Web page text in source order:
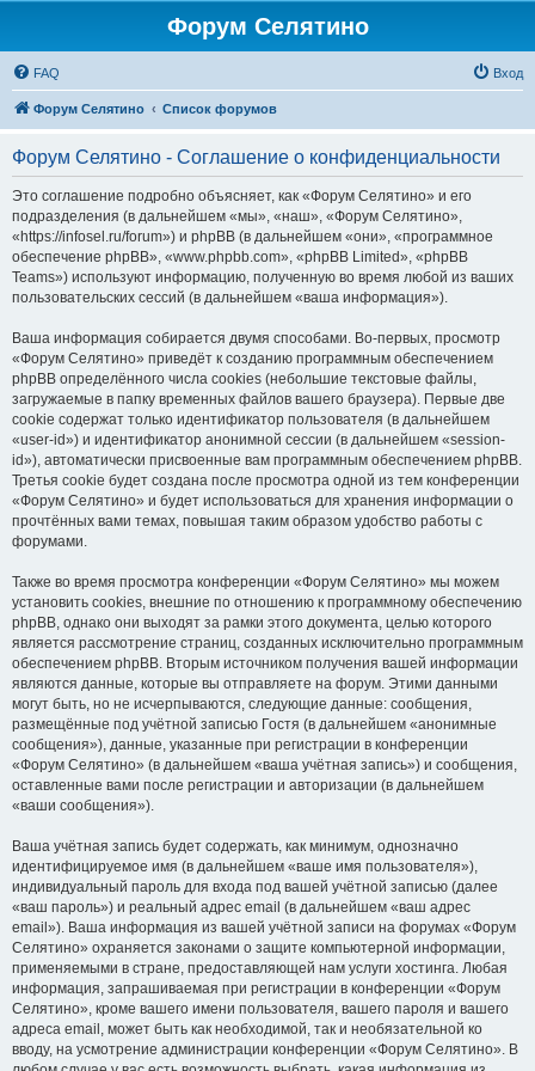
Форум Селятино
FAQ Вход
Форум Селятино Список форумов
Форум Селятино - Соглашение о конфиденциальности
Это соглашение подробно объясняет, как «Форум Селятино» и его
подразделения (в дальнейшем «мы», «наш», «Форум Селятино»,
«https://infosel.ru/forum») и phpBB (в дальнейшем «они», «программное
обеспечение phpBB», «www.phpbb.com», «phpBB Limited», «phpBB
Teams») используют информацию, полученную во время любой из ваших
пользовательских сессий (в дальнейшем «ваша информация»).
Ваша информация собирается двумя способами. Во-первых, просмотр
«Форум Селятино» приведёт к созданию программным обеспечением
phpBB определённого числа cookies (небольшие текстовые файлы,
загружаемые в папку временных файлов вашего браузера). Первые две
cookie содержат только идентификатор пользователя (в дальнейшем
«user-id») и идентификатор анонимной сессии (в дальнейшем «session-
id»), автоматически присвоенные вам программным обеспечением phpBB.
Третья cookie будет создана после просмотра одной из тем конференции
«Форум Селятино» и будет использоваться для хранения информации о
прочтённых вами темах, повышая таким образом удобство работы с
форумами.
Также во время просмотра конференции «Форум Селятино» мы можем
установить cookies, внешние по отношению к программному обеспечению
phpBB, однако они выходят за рамки этого документа, целью которого
является рассмотрение страниц, созданных исключительно программным
обеспечением phpBB. Вторым источником получения вашей информации
являются данные, которые вы отправляете на форум. Этими данными
могут быть, но не исчерпываются, следующие данные: сообщения,
размещённые под учётной записью Гостя (в дальнейшем «анонимные
сообщения»), данные, указанные при регистрации в конференции
«Форум Селятино» (в дальнейшем «ваша учётная запись») и сообщения,
оставленные вами после регистрации и авторизации (в дальнейшем
«ваши сообщения»).
Ваша учётная запись будет содержать, как минимум, однозначно
идентифицируемое имя (в дальнейшем «ваше имя пользователя»),
индивидуальный пароль для входа под вашей учётной записью (далее
«ваш пароль») и реальный адрес email (в дальнейшем «ваш адрес
email»). Ваша информация из вашей учётной записи на форумах «Форум
Селятино» охраняется законами о защите компьютерной информации,
применяемыми в стране, предоставляющей нам услуги хостинга. Любая
информация, запрашиваемая при регистрации в конференции «Форум
Селятино», кроме вашего имени пользователя, вашего пароля и вашего
адреса email, может быть как необходимой, так и необязательной ко
вводу, на усмотрение администрации конференции «Форум Селятино». В